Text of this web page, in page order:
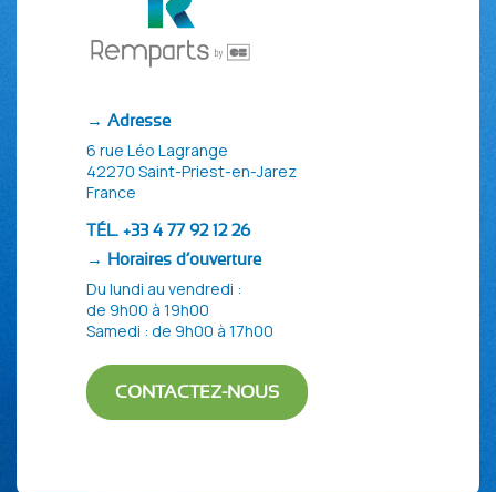
→ Adresse
6 rue Léo Lagrange
42270 Saint-Priest-en-Jarez
France
TÉL. +33 4 77 92 12 26
→ Horaires d’ouverture
Du lundi au vendredi :
de 9h00 à 19h00
Samedi : de 9h00 à 17h00
CONTACTEZ-NOUS
Politique de confidentialité